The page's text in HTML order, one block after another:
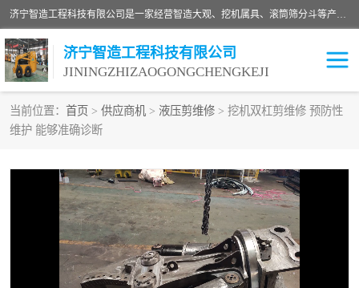
济宁智造工程科技有限公司是一家经营智造大观、挖机属具、滚筒筛分斗等产品的滑移装载机厂家。济宁智造工程科技有限公司奉行以质量赢得用户，诚信为本，互利共赢的宗旨，依靠雄厚的技术力量，科学的管理制度，先进的加工检测设备，始终坚持以客户为中心，免费咨询！
济宁智造工程科技有限公司
JININGZHIZAOGONGCHENGKEJI
当前位置： 首页 > 供应商机 > 液压剪维修 > 挖机双杠剪维修 预防性
维护 能够准确诊断
振动夯
铣挖机 移动破碎机
滚筒筛分斗 粉碎钳
液压剪 土壤修复